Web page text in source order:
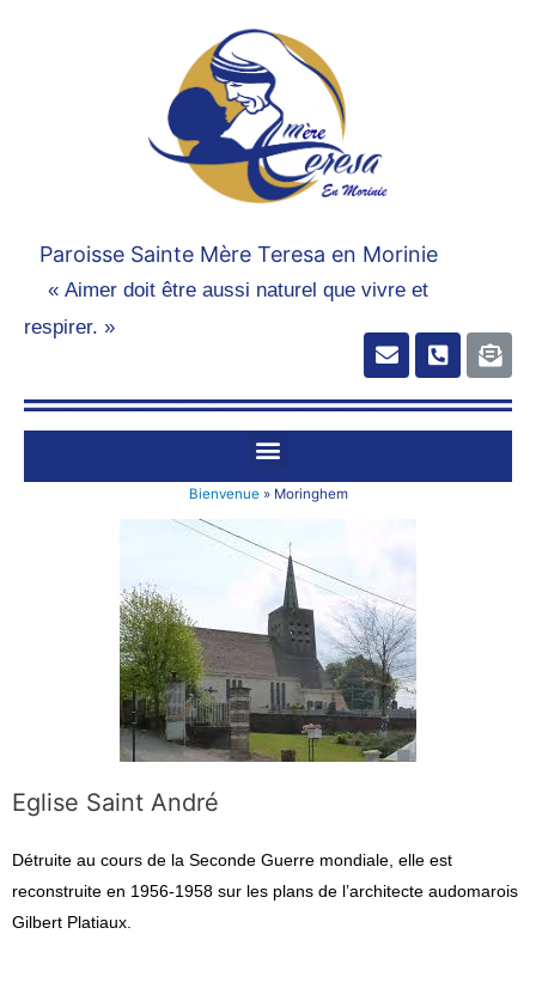
Paroisse Sainte Mère Teresa en Morinie
« Aimer doit être aussi naturel que vivre et
respirer. »
Bienvenue» Moringhem
Eglise Saint André
Détruite au cours de la Seconde Guerre mondiale, elle est
reconstruite en 1956-1958 sur les plans de l’architecte audomarois
Gilbert Platiaux.